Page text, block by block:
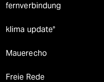
fernverbindung
klima update°
Mauerecho
Freie Rede